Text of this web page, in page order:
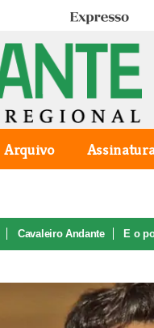
Expresso
Arquivo
Cavaleiro Andante E o